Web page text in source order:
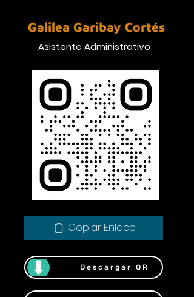
Galilea Garibay Cortés
Asistente Administrativo
Copiar Enlace
Descargar QR